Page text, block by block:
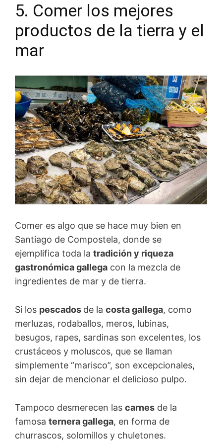
5. Comer los mejores
productos de la tierra y el
mar
Comer es algo que se hace muy bien en
Santiago de Compostela, donde se
ejemplifica toda la tradición y riqueza
gastronómica gallega con la mezcla de
ingredientes de mar y de tierra.
Si los pescados de la costa gallega, como
merluzas, rodaballos, meros, lubinas,
besugos, rapes, sardinas son excelentes, los
crustáceos y moluscos, que se llaman
simplemente “marisco”, son excepcionales,
sin dejar de mencionar el delicioso pulpo.
Tampoco desmerecen las carnes de la
famosa ternera gallega, en forma de
churrascos, solomillos y chuletones.